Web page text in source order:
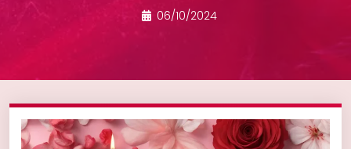
06/10/2024